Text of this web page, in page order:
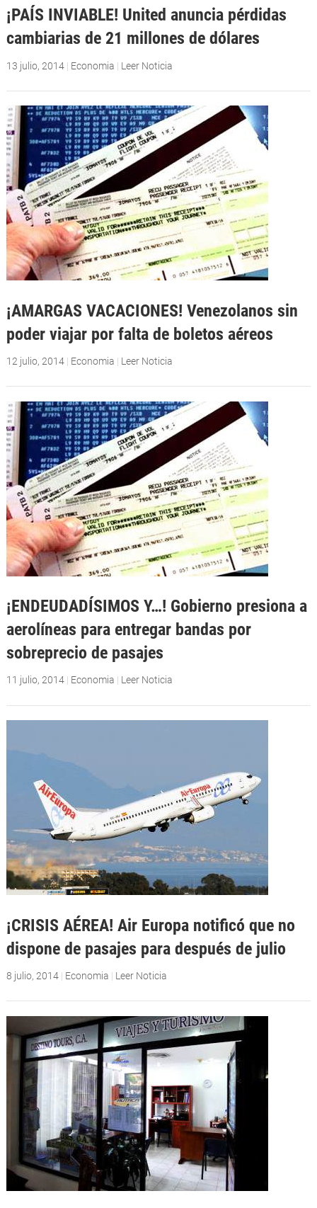
¡PAÍS INVIABLE! United anuncia pérdidas
cambiarias de 21 millones de dólares
13 julio, 2014| Economia | Leer Noticia
¡AMARGAS VACACIONES! Venezolanos sin
poder viajar por falta de boletos aéreos
12 julio, 2014| Economia | Leer Noticia
¡ENDEUDADÍSIMOS Y…! Gobierno presiona a
aerolíneas para entregar bandas por
sobreprecio de pasajes
11 julio, 2014| Economia | Leer Noticia
¡CRISIS AÉREA! Air Europa notificó que no
dispone de pasajes para después de julio
8 julio, 2014| Economia | Leer Noticia